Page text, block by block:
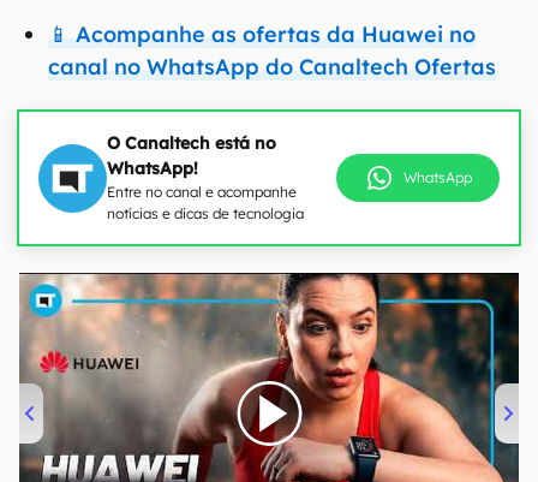
📱 Acompanhe as ofertas da Huawei no
canal no WhatsApp do Canaltech Ofertas
O Canaltech está no
WhatsApp!
Entre no canal e acompanhe
notícias e dicas de tecnologia
WhatsApp